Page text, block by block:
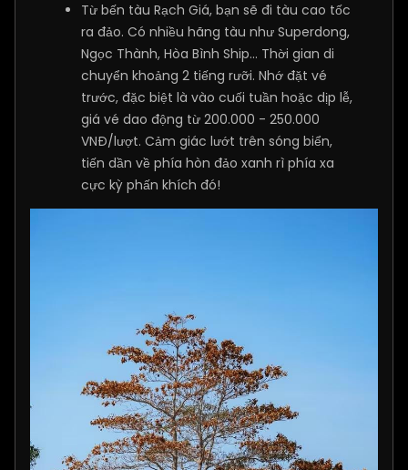
Từ bến tàu Rạch Giá, bạn sẽ đi tàu cao tốc
ra đảo. Có nhiều hãng tàu như Superdong,
Ngọc Thành, Hòa Bình Ship... Thời gian di
chuyển khoảng 2 tiếng rưỡi. Nhớ đặt vé
trước, đặc biệt là vào cuối tuần hoặc dịp lễ,
giá vé dao động từ 200.000 - 250.000
VNĐ/lượt. Cảm giác lướt trên sóng biển,
tiến dần về phía hòn đảo xanh rì phía xa
cực kỳ phấn khích đó!